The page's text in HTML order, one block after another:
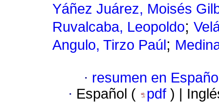
Yáñez Juárez, Moisés
Ruvalcaba, Leopoldo;
Angulo, Tirzo Paúl ;
· resumen en
· Español ( pdf ) |